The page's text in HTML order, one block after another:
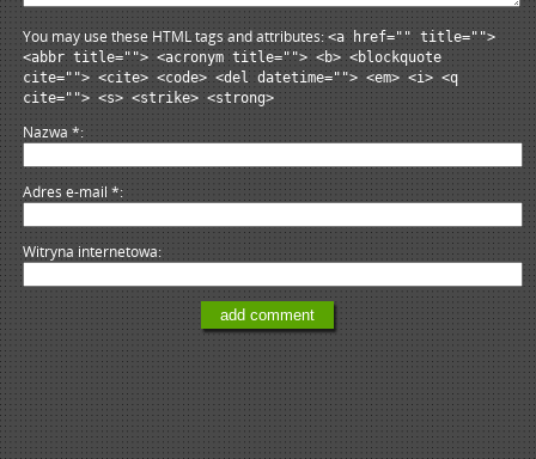
You may use these HTML tags and attributes:<a href="" title="">
<abbr title=""> <acronym title=""> <b> <blockquote
cite=""> <cite> <code> <del datetime=""> <em> <i> <q
cite=""> <s> <strike> <strong>
Nazwa*
Adres e-mail*
Witryna internetowa